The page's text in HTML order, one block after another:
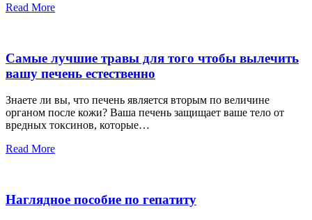
Read More
Самые лучшие травы для того чтобы вылечить
вашу печень естественно
Знаете ли вы, что печень является вторым по величине
органом после кожи? Ваша печень защищает ваше тело от
вредных токсинов, которые…
Read More
Наглядное пособие по гепатиту